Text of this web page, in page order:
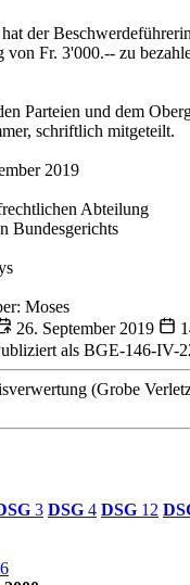
der
von Fr. 3'000.-- zu
Parteien und dem
schriftlich mitgeteilt.
2019
Abteilung
Bundesgerichts
Moses
26. September 2019
als BGE-146-IV-
(Grobe
3 DSG 4 DSG 12